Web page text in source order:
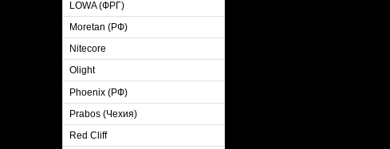
LOWA (ФРГ)
Moretan (РФ)
Nitecore
Olight
Phoenix (РФ)
Prabos (Чехия)
Red Cliff